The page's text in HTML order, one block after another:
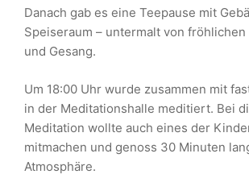
Danach gab es eine Teepause mit
Speiseraum – untermalt von
und Gesang.
Um 18:00 Uhr wurde zusammen mit
in der Meditationshalle meditiert. Bei
Meditation wollte auch eines der
mitmachen und genoss 30 Minuten
Atmosphäre.